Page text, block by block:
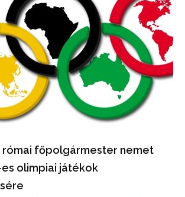
római főpolgármester nemet
es olimpiai játékok